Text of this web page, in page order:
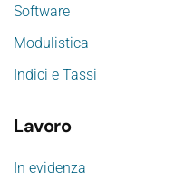
Software
Modulistica
Indici e Tassi
Lavoro
In evidenza